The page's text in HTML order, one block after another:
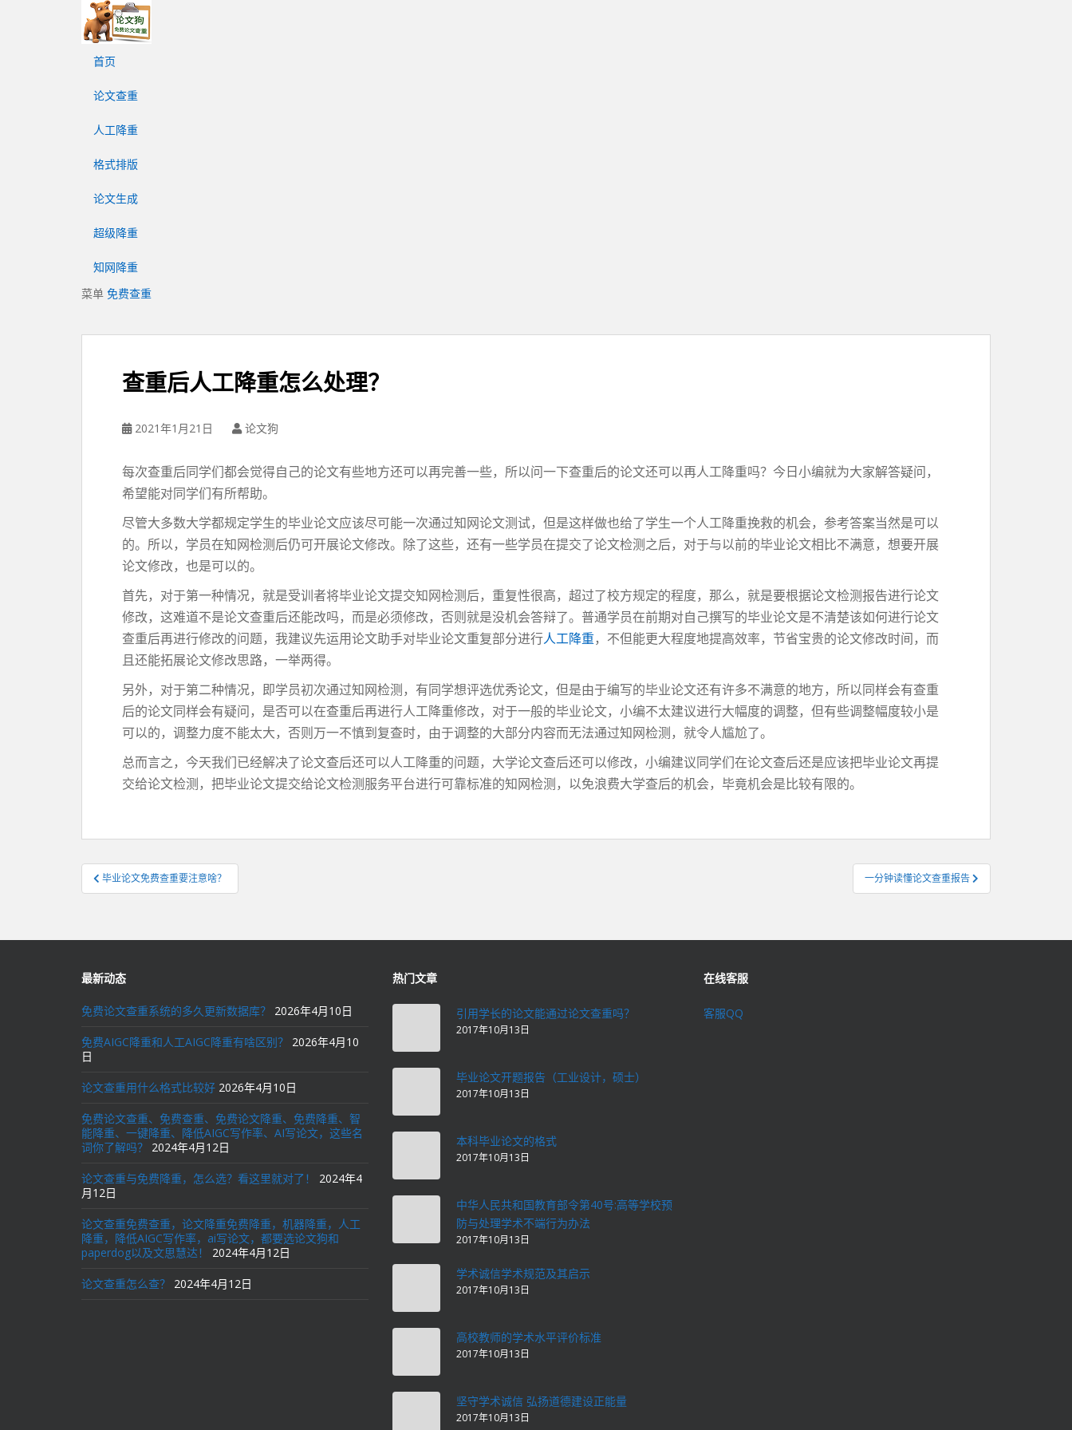
首页
论文查重
人工降重
格式排版
论文生成
超级降重
知网降重
菜单 免费查重
查重后人工降重怎么处理？
2021年1月21日 论文狗
每次查重后同学们都会觉得自己的论文有些地方还可以再完善一些，所以问一下查重后的论文还可以再人工降重吗？今日小编就为大家解答疑问，
希望能对同学们有所帮助。
尽管大多数大学都规定学生的毕业论文应该尽可能一次通过知网论文测试，但是这样做也给了学生一个人工降重挽救的机会，参考答案当然是可以
的。所以，学员在知网检测后仍可开展论文修改。除了这些，还有一些学员在提交了论文检测之后，对于与以前的毕业论文相比不满意，想要开展
论文修改，也是可以的。
首先，对于第一种情况，就是受训者将毕业论文提交知网检测后，重复性很高，超过了校方规定的程度，那么，就是要根据论文检测报告进行论文
修改，这难道不是论文查重后还能改吗，而是必须修改，否则就是没机会答辩了。普通学员在前期对自己撰写的毕业论文是不清楚该如何进行论文
查重后再进行修改的问题，我建议先运用论文助手对毕业论文重复部分进行人工降重，不但能更大程度地提高效率，节省宝贵的论文修改时间，而
且还能拓展论文修改思路，一举两得。
另外，对于第二种情况，即学员初次通过知网检测，有同学想评选优秀论文，但是由于编写的毕业论文还有许多不满意的地方，所以同样会有查重
后的论文同样会有疑问，是否可以在查重后再进行人工降重修改，对于一般的毕业论文，小编不太建议进行大幅度的调整，但有些调整幅度较小是
可以的，调整力度不能太大，否则万一不慎到复查时，由于调整的大部分内容而无法通过知网检测，就令人尴尬了。
总而言之，今天我们已经解决了论文查后还可以人工降重的问题，大学论文查后还可以修改，小编建议同学们在论文查后还是应该把毕业论文再提
交给论文检测，把毕业论文提交给论文检测服务平台进行可靠标准的知网检测，以免浪费大学查后的机会，毕竟机会是比较有限的。
文
章
航
毕业论文免费查重要注意啥？ 一分钟读懂论文查重报告
最新动态
免费论文查重系统的多久更新数据库？ 2026年4月10日
免费AIGC降重和人工AIGC降重有啥区别？
2026年4月10
日
论文查重用什么格式比较好 2026年4月10日
免费论文查重、免费查重、免费论文降重、免费降重、智
能降重、一键降重、降低AIGC写作率、AI写论文，这些名
词你了解吗？
2024年4月12日
论文查重与免费降重，怎么选？看这里就对了！
2024年4
月12日
论文查重免费查重，论文降重免费降重，机器降重，人工
降重，降低AIGC写作率，ai写论文，都要选论文狗和
paperdog以及文思慧达！
2024年4月12日
论文查重怎么查？ 2024年4月12日
热门文章
引用学长的论文能通过论文查重吗？
2017年10月13日
毕业论文开题报告（工业设计，硕士）
2017年10月13日
本科毕业论文的格式
2017年10月13日
中华人民共和国教育部令第40号:高等学校预
防与处理学术不端行为办法
2017年10月13日
学术诚信学术规范及其启示
2017年10月13日
高校教师的学术水平评价标准
2017年10月13日
坚守学术诚信 弘扬道德建设正能量
2017年10月13日
在线客服
客服QQ